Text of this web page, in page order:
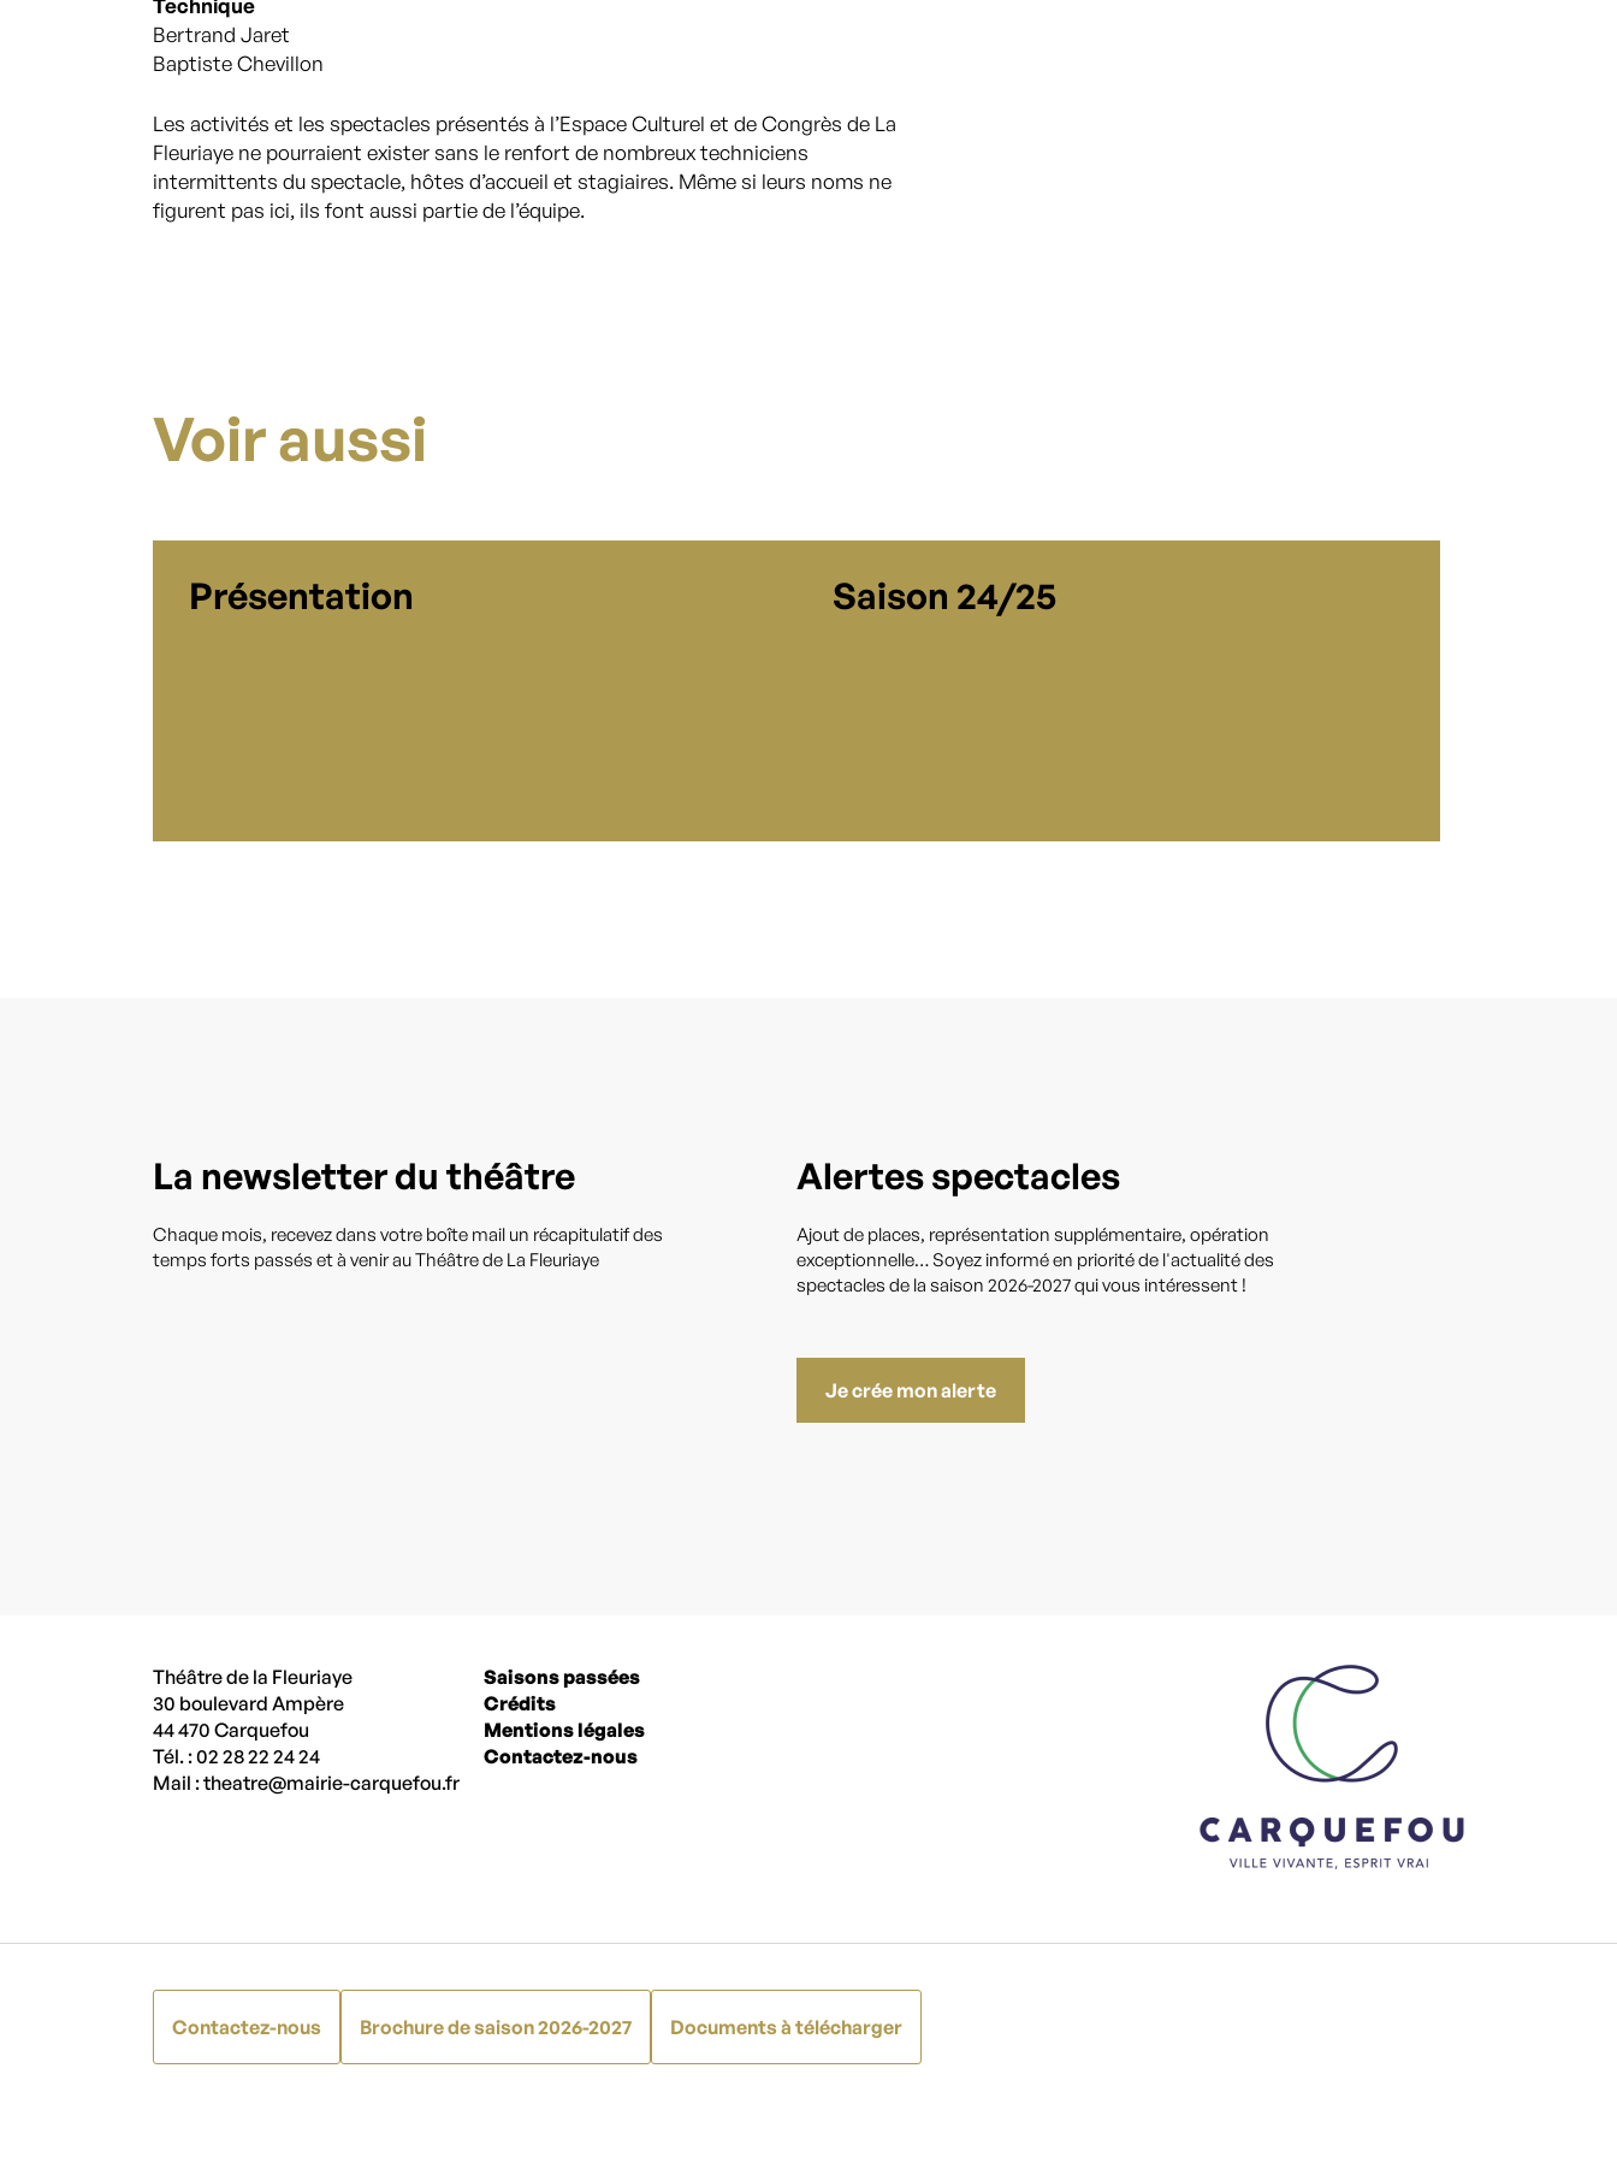
Bertrand Jaret
Baptiste Chevillon
Les activités et les spectacles présentés à l’Espace Culturel et de Congrès de La
Fleuriaye ne pourraient exister sans le renfort de nombreux techniciens
intermittents du spectacle, hôtes d’accueil et stagiaires. Même si leurs noms ne
figurent pas ici, ils font aussi partie de l’équipe.
Voir aussi
Présentation Saison 24/25
La newsletter du théâtre
Chaque mois, recevez dans votre boîte mail un récapitulatif des
temps forts passés et à venir au Théâtre de La Fleuriaye
Alertes spectacles
Ajout de places, représentation supplémentaire, opération
exceptionnelle… Soyez informé en priorité de l'actualité des
spectacles de la saison 2026-2027 qui vous intéressent !
Je crée mon alerte
Théâtre de la Fleuriaye
30 boulevard Ampère
44 470 Carquefou
Tél. : 02 28 22 24 24
Mail :theatre@mairie-carquefou.fr
Saisons passées
Crédits
Mentions légales
Contactez-nous
Contactez-nous Brochure de saison 2026-2027 Documents à télécharger